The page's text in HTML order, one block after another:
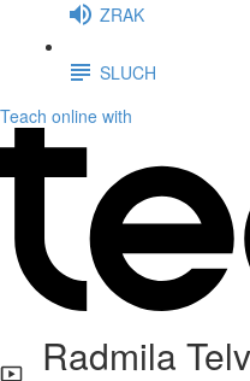
ZRAK
SLUCH
Teach online with
Radmila